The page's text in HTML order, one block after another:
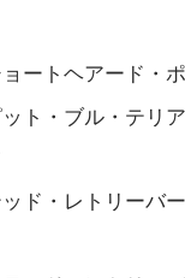
ートヘアード・
ト・ブル・テリア
ド・レトリーバー